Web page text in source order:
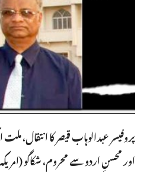
پروفیسر عبدالوہاب قیصر کا انتقال،
اور محسنِ اردو سے محروم، شکاگو